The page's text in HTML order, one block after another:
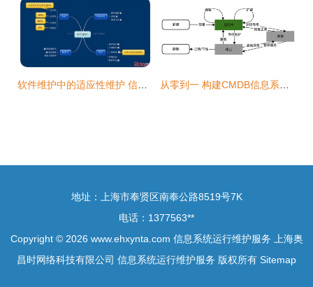
地址：上海市奉贤区南奉公路8519号7K
电话：1377563**
Copyright © 2026 www.ehxynta.com 信息系统运行维护服务
上海奥
昌时网络科技有限公司 信息系统运行维护服务 版权所有 Sitemap